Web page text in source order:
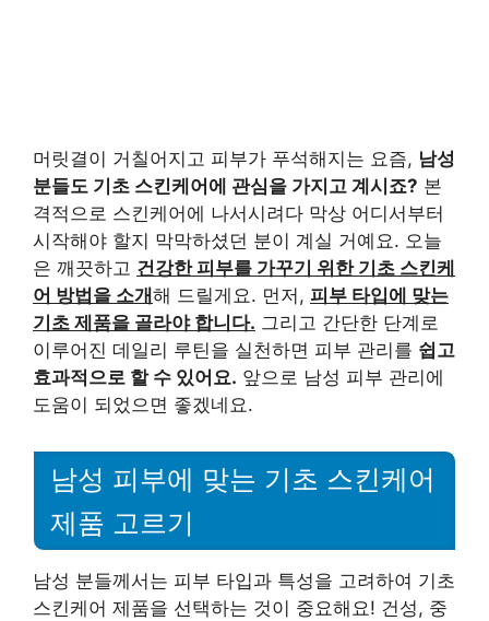
머릿결이 거칠어지고 피부가 푸석해지는 요즘, 남성
분들도 기초 스킨케어에 관심을 가지고 계시죠? 본
격적으로 스킨케어에 나서시려다 막상 어디서부터
시작해야 할지 막막하셨던 분이 계실 거예요. 오늘
은 깨끗하고 건강한 피부를 가꾸기 위한 기초 스킨케
어 방법을 소개해 드릴게요. 먼저, 피부 타입에 맞는
기초 제품을 골라야 합니다. 그리고 간단한 단계로
이루어진 데일리 루틴을 실천하면 피부 관리를 쉽고
효과적으로 할 수 있어요. 앞으로 남성 피부 관리에
도움이 되었으면 좋겠네요.
남성 피부에 맞는 기초 스킨케어
제품 고르기
남성 분들께서는 피부 타입과 특성을 고려하여 기초
스킨케어 제품을 선택하는 것이 중요해요! 건성, 중